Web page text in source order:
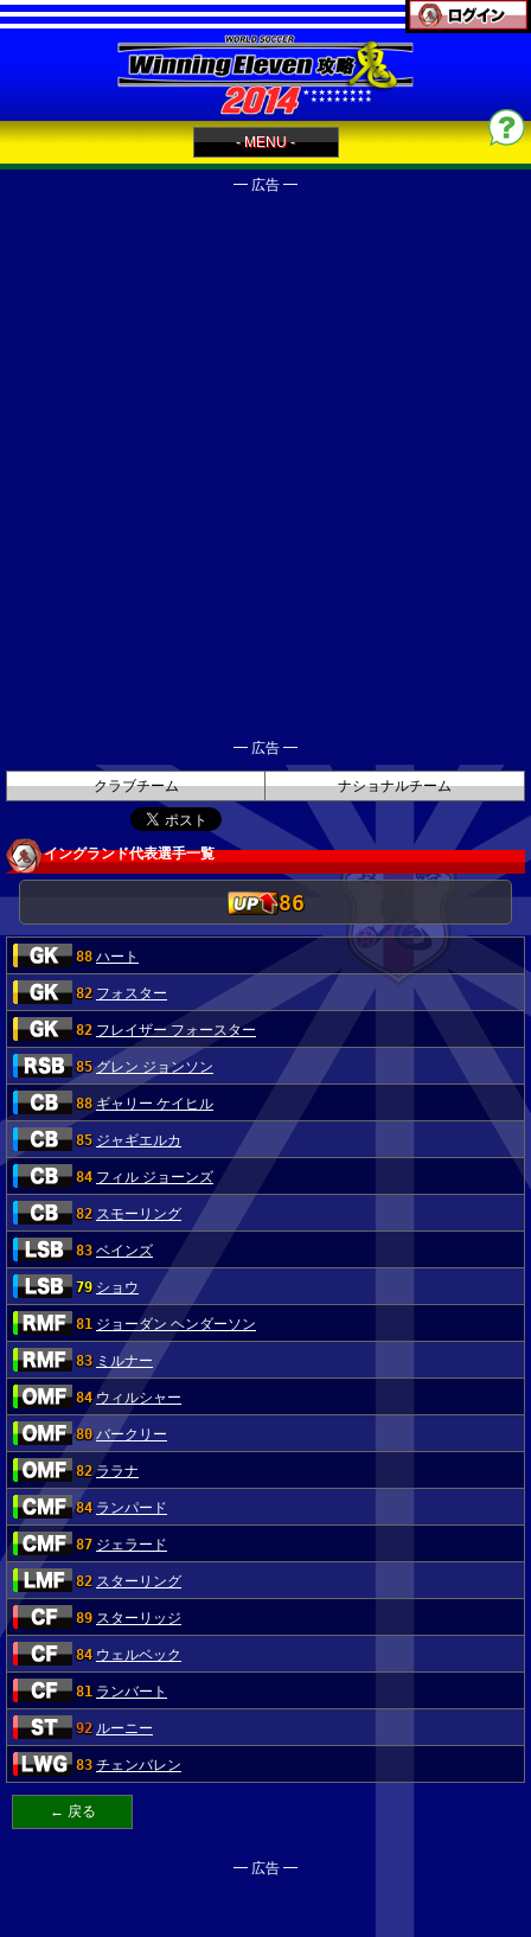
- MENU -
━ 広告 ━
━ 広告 ━
クラブチーム ナショナルチーム
イングランド代表選手一覧
86
88 ハート
82 フォスター
82 フレイザー フォースター
85 グレン ジョンソン
88 ギャリー ケイヒル
85 ジャギエルカ
84 フィル ジョーンズ
82 スモーリング
83 ベインズ
79 ショウ
81 ジョーダン ヘンダーソン
83 ミルナー
84 ウィルシャー
80 バークリー
82 ララナ
84 ランパード
87 ジェラード
82 スターリング
89 スターリッジ
84 ウェルベック
81 ランバート
92 ルーニー
83 チェンバレン
← 戻る
━ 広告 ━